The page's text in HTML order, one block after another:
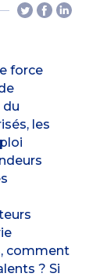
force
du
les
comment
? Si